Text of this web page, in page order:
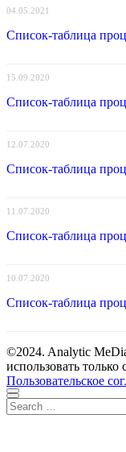
04.05.2021
Список-таблица
15.09.2020
Список-таблица
12.07.2020
Список-таблица
11.07.2020
Список-таблица
10.07.2020
Список-таблица
©2024. Analytic
использовать
Пользовательское
Scroll
to
Close
Search
for: